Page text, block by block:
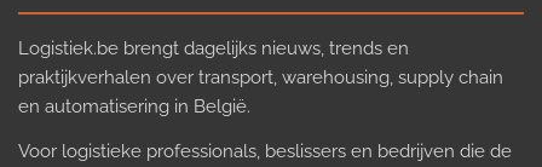
Logistiek.be brengt dagelijks nieuws, trends en
praktijkverhalen over transport, warehousing, supply chain
en automatisering in België.
Voor logistieke professionals, beslissers en bedrijven die de